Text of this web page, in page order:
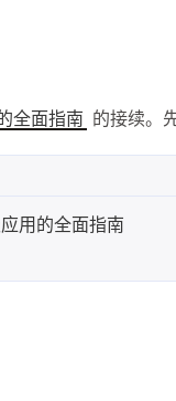
全面指南 的接续。
用的全面指南